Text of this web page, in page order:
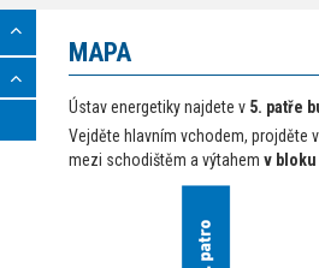
MAPA
Ústav energetiky najdete v 5. patře
Vejděte hlavním vchodem, projděte
mezi schodištěm a výtahem v bloku